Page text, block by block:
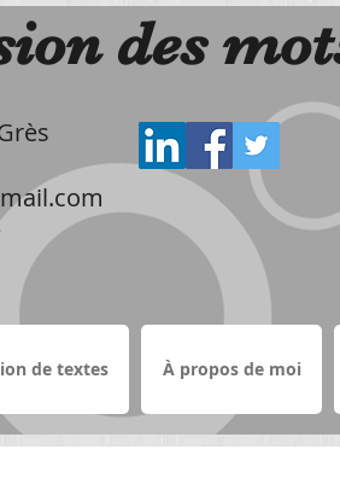
des
de textes À propos de moi